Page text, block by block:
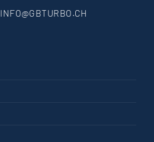
INFO@GBTURBO.CH